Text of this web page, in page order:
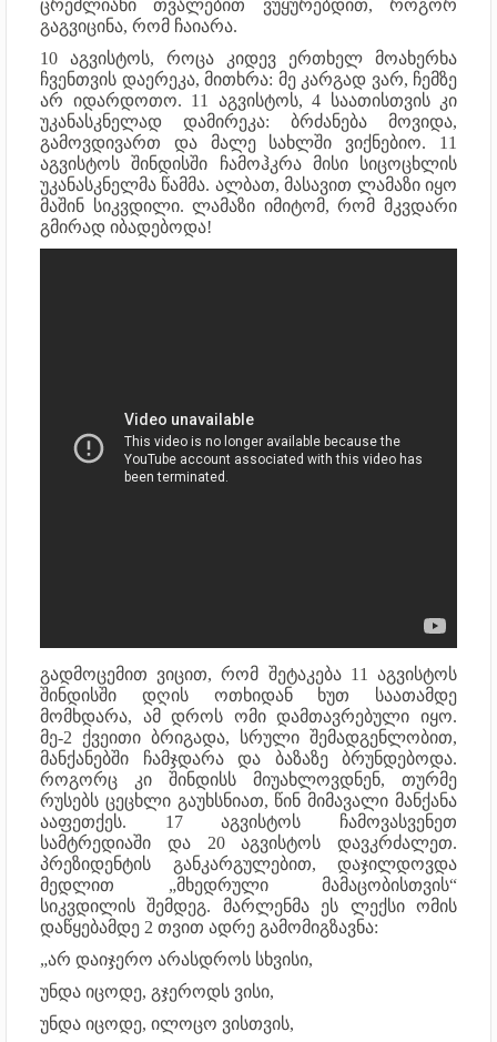
ცრემლიანი თვალებით ვუყურებდით, როგორ
გაგვიცინა, რომ ჩაიარა.
10 აგვისტოს, როცა კიდევ ერთხელ მოახერხა
ჩვენთვის დაერეკა, მითხრა: მე კარგად ვარ, ჩემზე
არ იდარდოთო. 11 აგვისტოს, 4 საათისთვის კი
უკანასკნელად დამირეკა: ბრძანება მოვიდა,
გამოვდივართ და მალე სახლში ვიქნებიო. 11
აგვისტოს შინდისში ჩამოჰკრა მისი სიცოცხლის
უკანასკნელმა წამმა. ალბათ, მასავით ლამაზი იყო
მაშინ სიკვდილი. ლამაზი იმიტომ, რომ მკვდარი
გმირად იბადებოდა!
გადმოცემით ვიცით, რომ შეტაკება 11 აგვისტოს
შინდისში დღის ოთხიდან ხუთ საათამდე
მომხდარა, ამ დროს ომი დამთავრებული იყო.
მე-2 ქვეითი ბრიგადა, სრული შემადგენლობით,
მანქანებში ჩამჯდარა და ბაზაზე ბრუნდებოდა.
როგორც კი შინდისს მიუახლოვდნენ, თურმე
რუსებს ცეცხლი გაუხსნიათ, წინ მიმავალი მანქანა
ააფეთქეს. 17 აგვისტოს ჩამოვასვენეთ
სამტრედიაში და 20 აგვისტოს დავკრძალეთ.
პრეზიდენტის განკარგულებით, დაჯილდოვდა
მედლით „მხედრული მამაცობისთვის“
სიკვდილის შემდეგ. მარლენმა ეს ლექსი ომის
დაწყებამდე 2 თვით ადრე გამომიგზავნა:
„არ დაიჯერო არასდროს სხვისი,
უნდა იცოდე, გჯეროდს ვისი,
უნდა იცოდე, ილოცო ვისთვის,